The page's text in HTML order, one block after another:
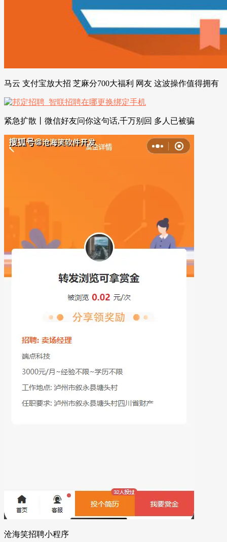
马云 支付宝放大招 芝麻分700大福利 网友 这波操作值得拥有
紧急扩散丨微信好友问你这句话,千万别回 多人已被骗
沧海笑招聘小程序